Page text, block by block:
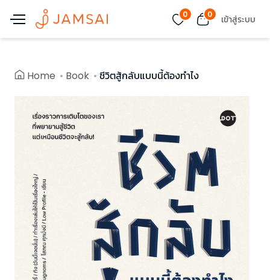
0 0 เข้าสู่ระบบ
Home Book ชีวิตสู้กลับแบบนี้ต้องทำไง